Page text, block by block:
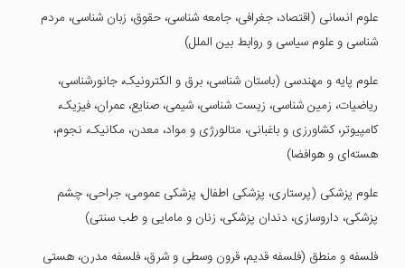
علوم انسانی (اقتصاد، جغرافی، جامعه‌ شناسی، حقوق، زبان شناسی، مردم
شناسی و علوم سیاسی و روابط بین الملل)
علوم پایه و مهندسی (باستان شناسی، برق و الکترونیک، جانورشناسی،
ریاضیات، زمین شناسی، زیست شناسی، شیمی، صنایع، عمران، فیزیک،
کامپیوتر، کشاورزی و باغبانی، متالورژی و مواد، معدن، مکانیک، نجوم،
هسته‌ای و هوافضا)
علوم پزشکی (پرستاری، پزشکی اطفال، پزشکی عمومی، جراحی، چشم
پزشکی، داروسازی، دندان پزشکی، زنان و مامایی و طب سنتی)
فلسفه و منطق (فلسفه قدیم، قرون وسطی و شرق، فلسفه مدرن، هستی